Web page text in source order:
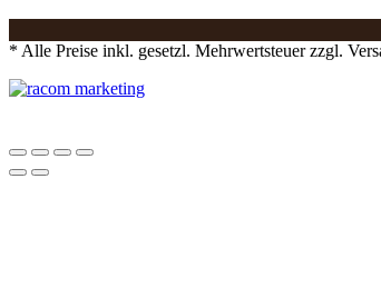
* Alle Preise inkl. gesetzl. Mehrwertsteuer zzgl.